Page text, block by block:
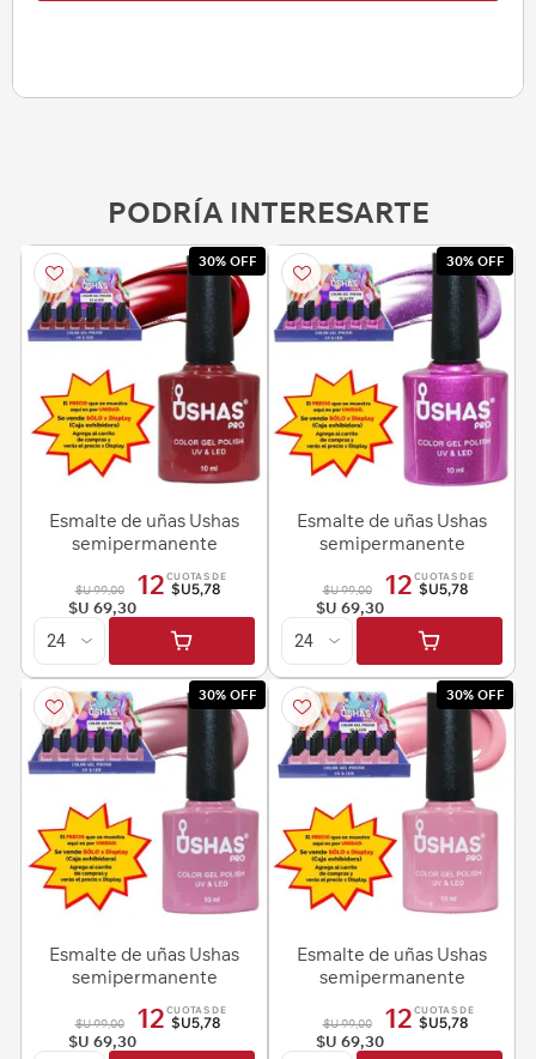
PODRÍA INTERESARTE
30% OFF
Esmalte de uñas Ushas
semipermanente
$U 99,00
$U 69,30
12 CUOTAS DE
$U5,78
30% OFF
Esmalte de uñas Ushas
semipermanente
$U 99,00
$U 69,30
12 CUOTAS DE
$U5,78
30% OFF
Esmalte de uñas Ushas
semipermanente
$U 99,00
$U 69,30
12 CUOTAS DE
$U5,78
30% OFF
Esmalte de uñas Ushas
semipermanente
$U 99,00
$U 69,30
12 CUOTAS DE
$U5,78